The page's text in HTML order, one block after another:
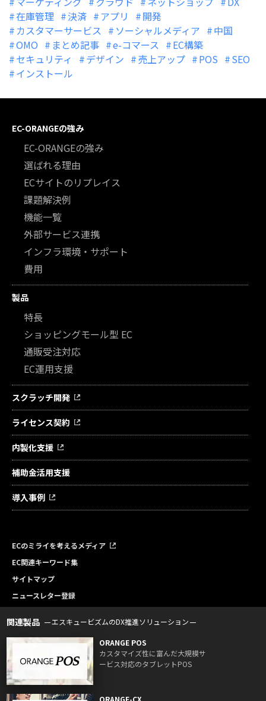
在庫管理
決済 アプリ
開発
カスタマーサービス
ソーシャルメディア
中国
OMO
まとめ記事 e-コマース
EC構築
セキュリティ
デザイン 売上アップ POS
SEO
インストール
EC-ORANGEの強み
EC-ORANGEの強み
選ばれる理由
ECサイトのリプレイス
課題解決例
機能一覧
外部サービス連携
インフラ環境・サポート
費用
製品
特長
ショッピングモール型 EC
通販受注対応
EC運用支援
スクラッチ開発
ライセンス契約
内製化支援
補助金活用支援
導入事例
ECのミライを考えるメディア
EC関連キーワード集
サイトマップ
ニュースレター登録
関連製品 エスキュービズムのDX推進ソリューション
ORANGE POS
カスタマイズ性に富んだ大規模サ
ービス対応のタブレットPOS
ORANGE-CX